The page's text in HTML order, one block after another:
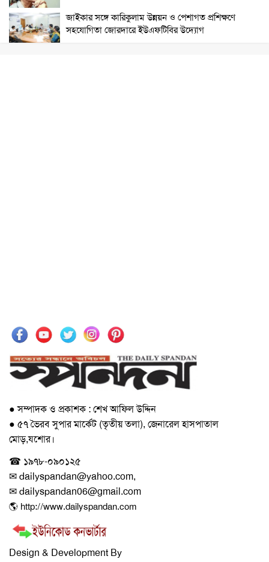
জাইকার সঙ্গে কারিকুলাম উন্নয়ন ও পেশাগত প্রশিক্ষণে
সহযোগিতা জোরদারে ইউএফটিবির উদ্যোগ
● সম্পাদক ও প্রকাশক : শেখ আফিল উদ্দিন
● ৫৭ ভৈরব সুপার মার্কেট (তৃতীয় তলা), জেনারেল হাসপাতাল
মোড়,যশোর।
☎ ১৯৭৮-০৯০১২৫
✉ dailyspandan@yahoo.com,
✉ dailyspandan06@gmail.com
🌎 http://www.dailyspandan.com
Design & Development By